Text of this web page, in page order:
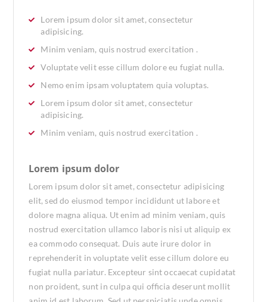
Lorem ipsum dolor sit amet, consectetur
adipisicing.
Minim veniam, quis nostrud exercitation .
Voluptate velit esse cillum dolore eu fugiat nulla.
Nemo enim ipsam voluptatem quia voluptas.
Lorem ipsum dolor sit amet, consectetur
adipisicing.
Minim veniam, quis nostrud exercitation .
Lorem ipsum dolor
Lorem ipsum dolor sit amet, consectetur adipisicing
elit, sed do eiusmod tempor incididunt ut labore et
dolore magna aliqua. Ut enim ad minim veniam, quis
nostrud exercitation ullamco laboris nisi ut aliquip ex
ea commodo consequat. Duis aute irure dolor in
reprehenderit in voluptate velit esse cillum dolore eu
fugiat nulla pariatur. Excepteur sint occaecat cupidatat
non proident, sunt in culpa qui officia deserunt mollit